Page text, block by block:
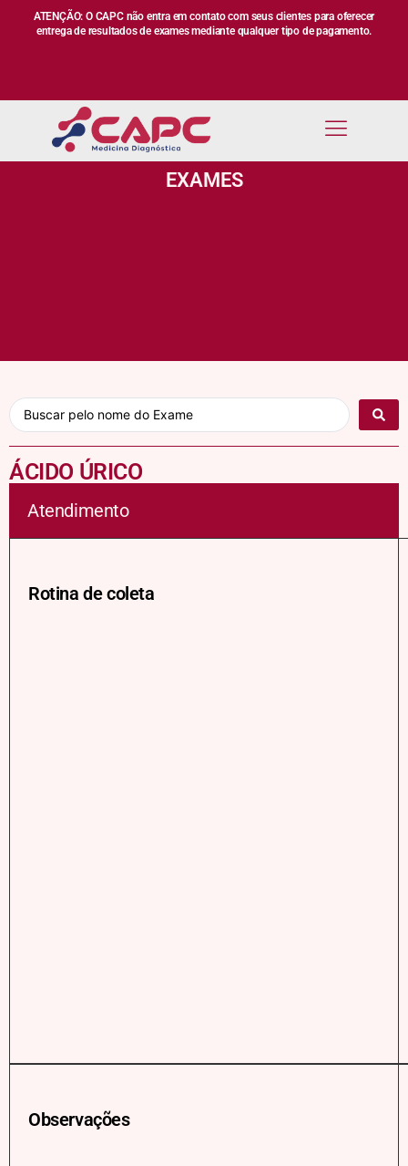
ATENÇÃO: O CAPC não entra em contato com seus clientes para oferecer
entrega de resultados de exames mediante qualquer tipo de pagamento.
EXAMES
ÁCIDO ÚRICO
Atendimento
Rotina de coleta
Observações